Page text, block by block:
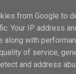
MENU
from Google to
Your IP address
along with
of service,
and address